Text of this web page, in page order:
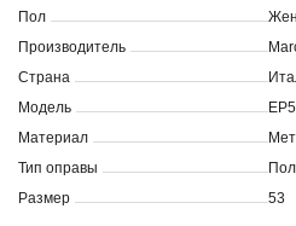
Пол
Производитель
Страна
Модель
Материал
Тип оправы
Размер
53